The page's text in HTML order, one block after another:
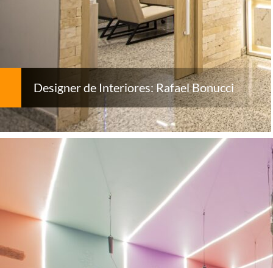
Designer de Interiores: Rafael Bonucci